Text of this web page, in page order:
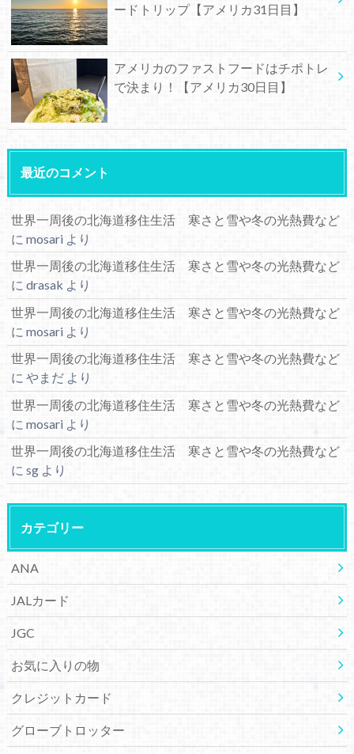
ードトリップ【アメリカ31日目】
アメリカのファストフードはチポトレ
で決まり！【アメリカ30日目】
最近のコメント
世界一周後の北海道移住生活 寒さと雪や冬の光熱費など
に mosariより
世界一周後の北海道移住生活 寒さと雪や冬の光熱費など
に drasak より
世界一周後の北海道移住生活 寒さと雪や冬の光熱費など
に mosariより
世界一周後の北海道移住生活 寒さと雪や冬の光熱費など
に やまだより
世界一周後の北海道移住生活 寒さと雪や冬の光熱費など
に mosariより
世界一周後の北海道移住生活 寒さと雪や冬の光熱費など
に sgより
カテゴリー
ANA
JALカード
JGC
お気に入りの物
クレジットカード
グローブトロッター